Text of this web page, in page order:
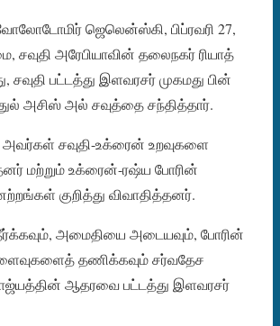
ஜெலென்ஸ்கி, பிப்ரவரி 27,
சவுதி அரேபியாவின் தலைநகர் ரியாத்
பட்டத்து இளவரசர் முகமது பின்
அசிஸ் அல் சவுத்தை சந்தித்தார்.
​​அவர்கள் சவுதி-உக்ரைன் உறவுகளை
மற்றும் உக்ரைன்-ரஷ்ய போரின்
குறித்து விவாதித்தனர்.
அமைதியை அடையவும், போரின்
தணிக்கவும் சர்வதேச
ஆதரவை பட்டத்து இளவரசர்